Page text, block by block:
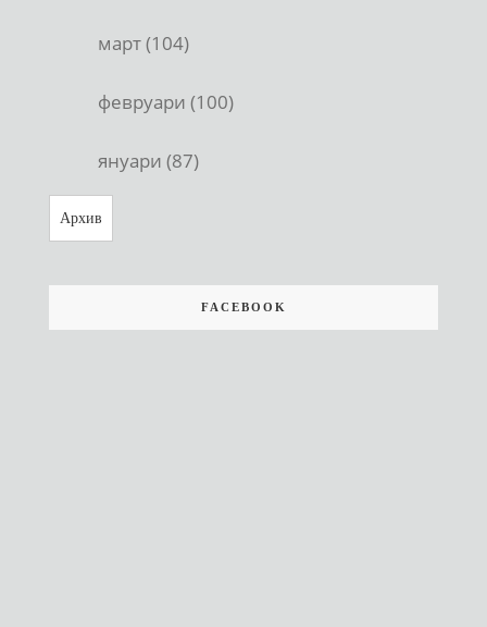
март (104)
февруари (100)
януари (87)
Архив
FACEBOOK